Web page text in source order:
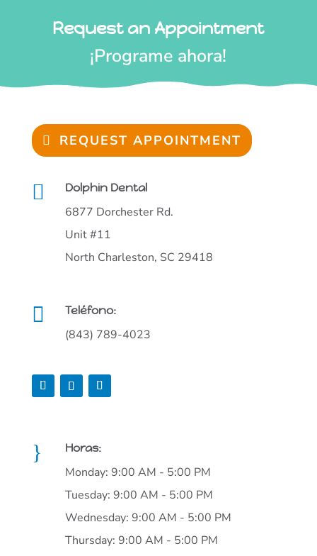
Request an Appointment
¡Programe ahora!
REQUEST APPOINTMENT
 Dolphin Dental
6877 Dorchester Rd.
Unit #11
North Charleston, SC 29418
 Teléfono:
(843) 789-4023
} Horas:
Monday: 9:00 AM - 5:00 PM
Tuesday: 9:00 AM - 5:00 PM
Wednesday: 9:00 AM - 5:00 PM
Thursday: 9:00 AM - 5:00 PM